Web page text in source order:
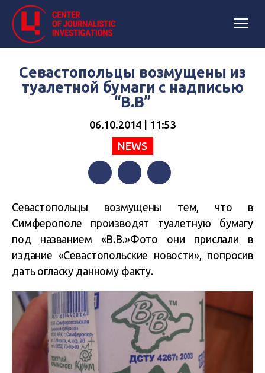
Севастопольцы возмущены из
туалетной бумаги с надписью
“В.В”
06.10.2014 | 11:53
NEWS
Севастопольцы возмущены тем, что в
Симферополе производят туалетную бумагу
под названием «В.В.»Фото они прислали в
издание «Севастопольские новости», попросив
дать огласку данному факту.